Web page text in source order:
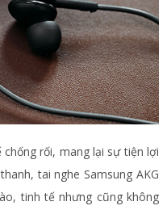
rối, mang lại sự tiện lợi
tai nghe Samsung AKG
tinh tế nhưng cũng không